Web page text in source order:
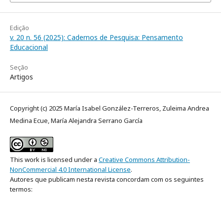
Edição
v. 20 n. 56 (2025): Cadernos de Pesquisa: Pensamento
Educacional
Seção
Artigos
Copyright (c) 2025 María Isabel González-Terreros, Zuleima Andrea
Medina Ecue, María Alejandra Serrano García
This work is licensed under a Creative Commons Attribution-
NonCommercial 4.0 International License.
Autores que publicam nesta revista concordam com os seguintes
termos: